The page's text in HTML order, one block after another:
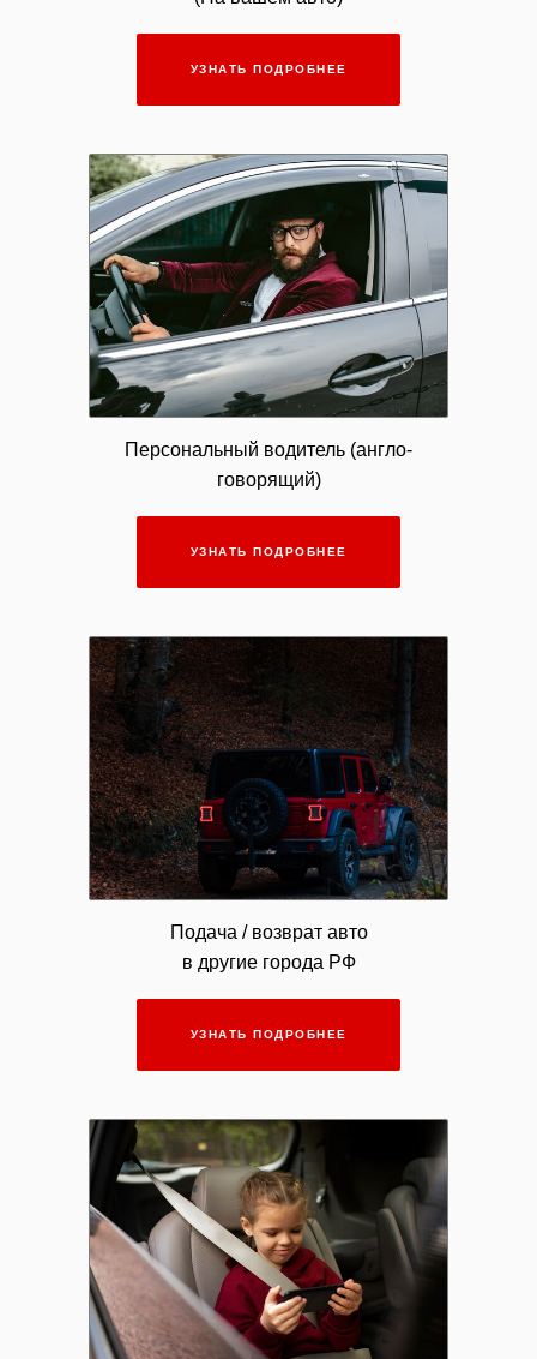
Подача / возврат авто
в другие города РФ
УЗНАТЬ ПОДРОБНЕЕ
Персональный водитель (англо-
говорящий)
УЗНАТЬ ПОДРОБНЕЕ
УЗНАТЬ ПОДРОБНЕЕ